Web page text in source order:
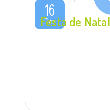
16
Dez
Festa de